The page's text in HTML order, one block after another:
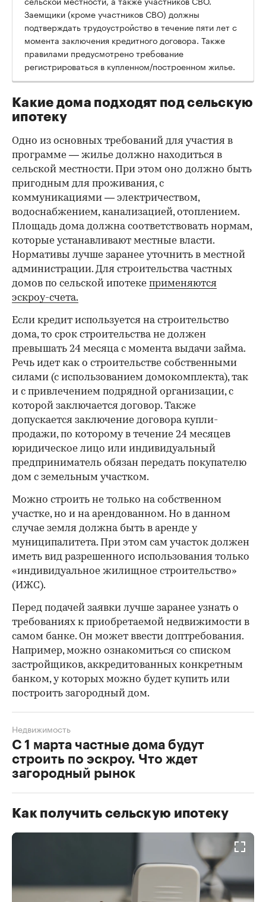
Заемщики (кроме участников СВО) должны
подтверждать трудоустройство в течение пяти лет с
момента заключения кредитного договора. Также
правилами предусмотрено требование
регистрироваться в купленном/построенном жилье.
Какие дома подходят под сельскую
ипотеку
Одно из основных требований для участия в
программе — жилье должно находиться в
сельской местности. При этом оно должно быть
пригодным для проживания, с
коммуникациями — электричеством,
водоснабжением, канализацией, отоплением.
Площадь дома должна соответствовать нормам,
которые устанавливают местные власти.
Нормативы лучше заранее уточнить в местной
администрации. Для строительства частных
домов по сельской ипотеке применяются
эскроу-счета.
Если кредит используется на строительство
дома, то срок строительства не должен
превышать 24 месяца с момента выдачи займа.
Речь идет как о строительстве собственными
силами (с использованием домокомплекта), так
и с привлечением подрядной организации, с
которой заключается договор. Также
допускается заключение договора купли-
продажи, по которому в течение 24 месяцев
юридическое лицо или индивидуальный
предприниматель обязан передать покупателю
дом с земельным участком.
Можно строить не только на собственном
участке, но и на арендованном. Но в данном
случае земля должна быть в аренде у
муниципалитета. При этом сам участок должен
иметь вид разрешенного использования только
«индивидуальное жилищное строительство»
(ИЖС).
Перед подачей заявки лучше заранее узнать о
требованиях к приобретаемой недвижимости в
самом банке. Он может ввести доптребования.
Например, можно ознакомиться со списком
застройщиков, аккредитованных конкретным
банком, у которых можно будет купить или
построить загородный дом.
С 1 марта частные дома будут
строить по эскроу. Что ждет
загородный рынок
Недвижимость
Как получить сельскую ипотеку